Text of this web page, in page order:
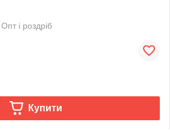
Опт і роздріб
Купити